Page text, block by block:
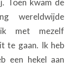
wereldwijde
met mezelf
te gaan. Ik heb
een hekel aan